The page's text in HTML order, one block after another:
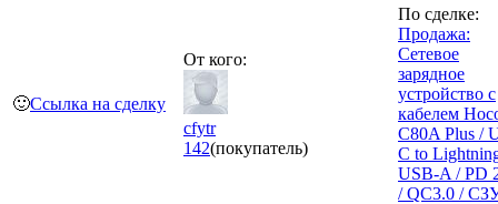
🙂Ссылка на сделку
От кого:
cfytr
142(покупатель)
По сделке:
Продажа:
Сетевое
зарядное
устройство с
кабелем
C80A Plus /
C to
USB-A / PD
/ QC3.0 /